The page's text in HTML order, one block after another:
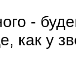
-
как у